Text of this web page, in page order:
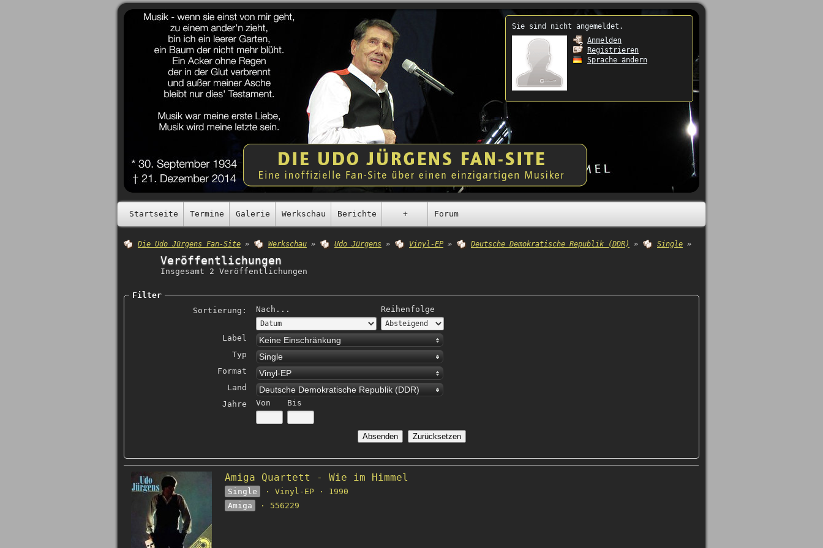
Sie sind nicht angemeldet.
Anmelden
Registrieren
Sprache ändern
Startseite Termine Galerie Werkschau Berichte + Forum
Die Udo Jürgens Fan-Site » Werkschau » Udo Jürgens » Vinyl-EP » Deutsche Demokratische Republik (DDR) » Single »
Veröffentlichungen
Insgesamt 2 Veröffentlichungen
Filter
Sortierung:
Nach... Reihenfolge
Label Keine Einschränkung
Typ Single
Format Vinyl-EP
Land Deutsche Demokratische Republik (DDR)
Jahre Von Bis
Amiga Quartett - Wie im Himmel
Single
· Vinyl-EP · 1990
Amiga
· 556229